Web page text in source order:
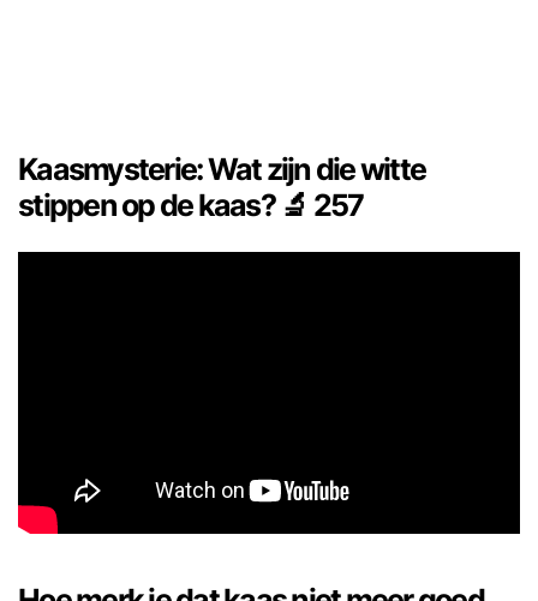
Kaasmysterie: Wat zijn die witte
stippen op de kaas? 🔬 257